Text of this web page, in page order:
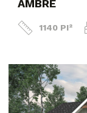
AMBRE
1140 PI²